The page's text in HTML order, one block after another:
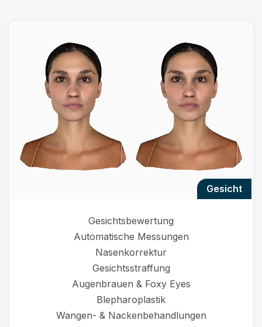
gesicht
Gesichtsbewertung
Automatische Messungen
Nasenkorrektur
Gesichtsstraffung
Augenbrauen & Foxy Eyes
Blepharoplastik
Wangen- & Nackenbehandlungen